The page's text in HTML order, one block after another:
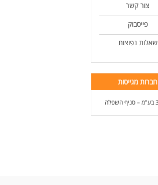
צור קשר
פייסבוק
שאלות נפוצות
חברות מגייסות